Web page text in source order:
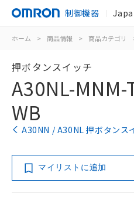
制御機器
ホーム > 商品情報 > 商品カテゴリ
押ボタンスイッチ
A30NL-MNM-
WB
A30NN / A30NL 押ボタンス
マイリストに追加